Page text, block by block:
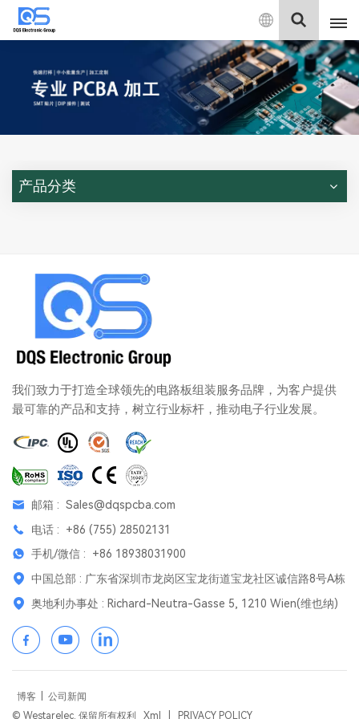
中
文
English
中文
Deutsch
产品分类
我们致力于打造全球领先的电路板组装服务品牌，为客户提供
最可靠的产品和支持，树立行业标杆，推动电子行业发展。
邮箱 : Sales@dqspcba.com
电话 : +86 (755) 28502131
手机/微信 : +86 18938031900
中国总部 : 广东省深圳市龙岗区宝龙街道宝龙社区诚信路8号A栋
奥地利办事处 : Richard-Neutra-Gasse 5, 1210 Wien(维也纳)
博客
公司新闻
© Westarelec. 保留所有权利
Xml PRIVACY POLICY